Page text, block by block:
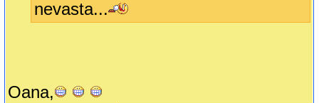
nevasta...
Oana,